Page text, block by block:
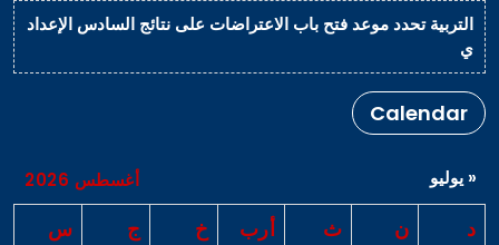
التربية تحدد موعد فتح باب الاعتراضات على نتائج السادس الإعداد
ي
Calendar
أغسطس 2026
د ن ث أرب خ ج س
« يوليو